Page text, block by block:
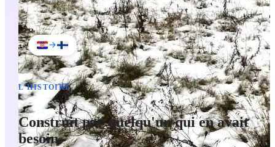
to home
vesi water
katu kadulla
on the street
L'HISTOIRE
Construit par quelqu'un qui en avait
besoin.